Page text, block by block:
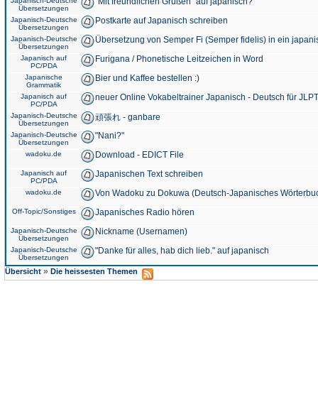
Übersetzungen
Japanisch-Deutsche
Übersetzungen
Postkarte auf Japanisch schreiben
Japanisch-Deutsche
Übersetzungen
Übersetzung von Semper Fi (Semper fidelis) in ein
Japanisch auf
PC/PDA
Furigana / Phonetische Leitzeichen in Word
Japanische
Grammatik
Bier und Kaffee bestellen :)
Japanisch auf
PC/PDA
neuer Online Vokabeltrainer Japanisch - Deutsch für
Japanisch-Deutsche
Übersetzungen
頑張れ - ganbare
Japanisch-Deutsche
Übersetzungen
"Nani?"
wadoku.de Download - EDICT File
Japanisch auf
PC/PDA
Japanischen Text schreiben
wadoku.de Von Wadoku zu Dokuwa (Deutsch-Japanisches
Off-Topic/Sonstiges Japanisches Radio hören
Japanisch-Deutsche
Übersetzungen
Nickname (Usernamen)
Japanisch-Deutsche
Übersetzungen
"Danke für alles, hab dich lieb." auf japanisch
Übersicht » Die heissesten Themen